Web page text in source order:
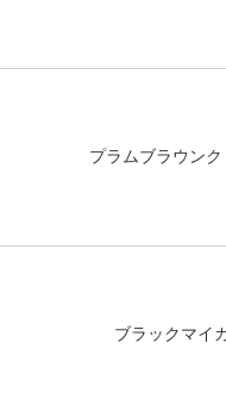
プラムブラウン
ブラックマイ